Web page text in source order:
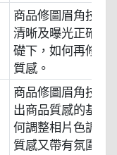
商品修圖眉角技術
清晰及曝光正確相
礎下，如何再修出
質感。
商品修圖眉角技術
出商品質感的基礎
何調整相片色調，
質感又帶有氛圍情